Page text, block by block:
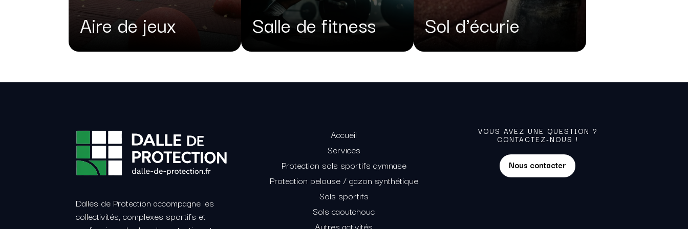
Aire de jeux Salle de fitness Sol d'écurie
Dalles de Protection accompagne les
collectivités, complexes sportifs et
Accueil
Services
Protection sols sportifs gymnase
Protection pelouse / gazon synthétique
Sols sportifs
Sols caoutchouc
Autres activités
VOUS AVEZ UNE QUESTION ?
CONTACTEZ-NOUS !
Nous contacter